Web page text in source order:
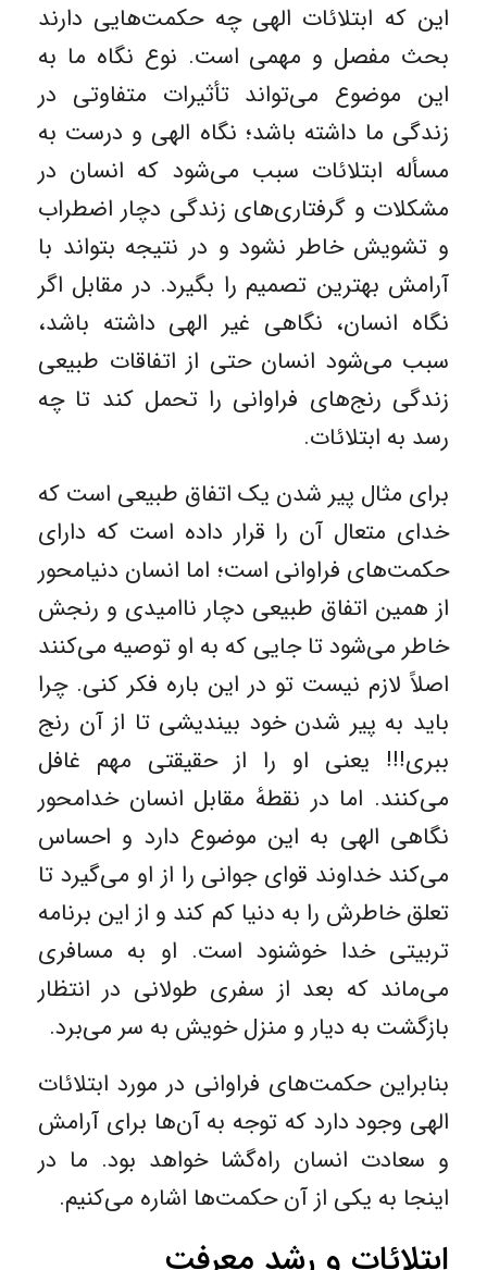
این که ابتلائات الهی چه حکمت‌هایی دارند
بحث مفصل و مهمی است. نوع نگاه ما به
این موضوع می‌تواند تأثیرات متفاوتی در
زندگی ما داشته باشد؛ نگاه الهی و درست به
مسأله ابتلائات سبب می‌شود که انسان در
مشکلات و گرفتاری‌های زندگی دچار اضطراب
و تشویش خاطر نشود و در نتیجه بتواند با
آرامش بهترین تصمیم را بگیرد. در مقابل اگر
نگاه انسان، نگاهی غیر الهی داشته باشد،
سبب می‌شود انسان حتی از اتفاقات طبیعی
زندگی رنج‌های فراوانی را تحمل کند تا چه
رسد به ابتلائات.
برای مثال پیر شدن یک اتفاق طبیعی است که
خدای متعال آن را قرار داده است که دارای
حکمت‌های فراوانی است؛ اما انسان دنیامحور
از همین اتفاق طبیعی دچار ناامیدی و رنجش
خاطر می‌شود تا جایی که به او توصیه می‌کنند
اصلاً لازم نیست تو در این باره فکر کنی. چرا
باید به پیر شدن خود بیندیشی تا از آن رنج
ببری!!! یعنی او را از حقیقتی مهم غافل
می‌کنند. اما در نقطهٔ مقابل انسان خدامحور
نگاهی الهی به این موضوع دارد و احساس
می‌کند خداوند قوای جوانی را از او می‌گیرد تا
تعلق خاطرش را به دنیا کم کند و از این برنامه
تربیتی خدا خوشنود است. او به مسافری
می‌ماند که بعد از سفری طولانی در انتظار
بازگشت به دیار و منزل خویش به سر می‌برد.
بنابراین حکمت‌های فراوانی در مورد ابتلائات
الهی وجود دارد که توجه به آن‌ها برای آرامش
و سعادت انسان راه‌گشا خواهد بود. ما در
اینجا به یکی از آن حکمت‌ها اشاره می‌کنیم.